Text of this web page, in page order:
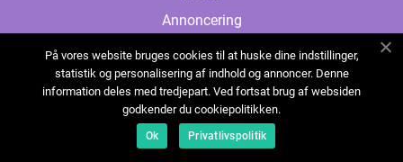
Annoncering
Cookies
Kontakt os
Sitemap
På vores website bruges cookies til at huske dine indstillinger,
statistik og personalisering af indhold og annoncer. Denne
information deles med tredjepart. Ved fortsat brug af websiden
godkender du cookiepolitikken.
Ok Privatlivspolitik